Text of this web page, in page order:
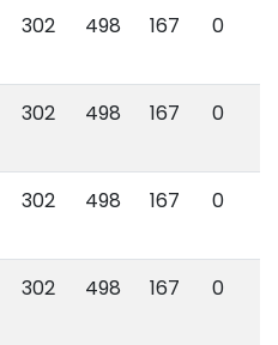
302 498 167 0
302 498 167 0
302 498 167 0
302 498 167 0